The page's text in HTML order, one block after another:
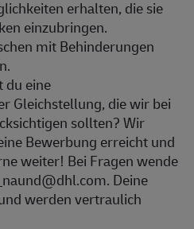
erhalten, die sie
einzubringen.
mit Behinderungen
du eine
Gleichstellung, die wir bei
sollten? Wir
Bewerbung erreicht und
weiter! Bei Fragen wende
Deine
werden vertraulich